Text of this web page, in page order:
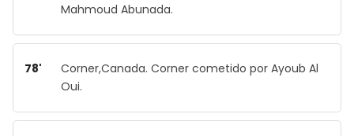
Mahmoud Abunada.
78'
Corner,Canada. Corner cometido por Ayoub Al
Oui.